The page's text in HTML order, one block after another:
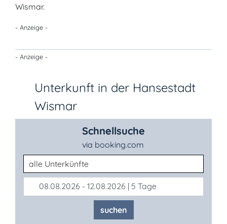
Wismar.
- Anzeige -
- Anzeige -
Unterkunft in der Hansestadt
Wismar
Schnellsuche
via booking.com
Unterkunftsart
08.08.2026 - 12.08.2026 | 5 Tage
suchen